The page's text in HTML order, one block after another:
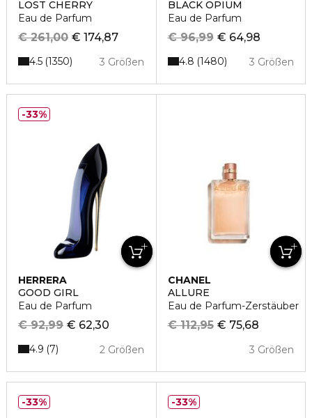
LOST CHERRY
Eau de Parfum
€ 174,87
€ 261,00
3 Größen
4.5 1350
BLACK OPIUM
Eau de Parfum
€ 64,98
€ 96,99
3 Größen
4.8 1480
HERRERA
GOOD GIRL
Eau de Parfum
€ 62,30
€ 92,99
2 Größen
4.9 7
33%
CHANEL
ALLURE
Eau de Parfum-Zerstäuber
€ 75,68
€ 112,95
3 Größen
33% 33%